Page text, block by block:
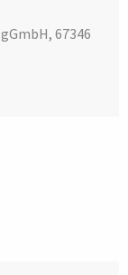
67346